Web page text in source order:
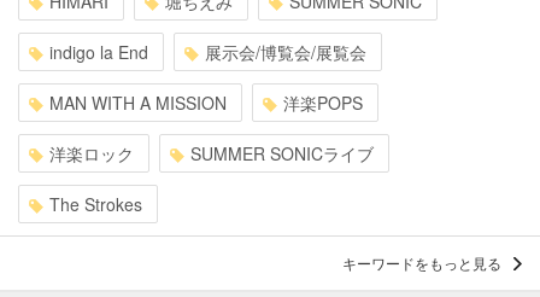
indigo la End 展示会/博覧会/展覧会
MAN WITH A MISSION 洋楽POPS
洋楽ロック SUMMER SONICライブ
The Strokes
キーワードをもっと見る